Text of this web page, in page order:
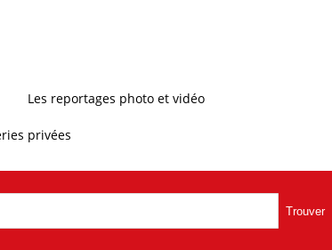
Les reportages photo et vidéo
privées
Trouver